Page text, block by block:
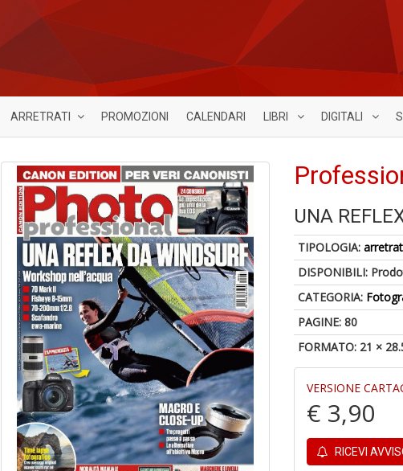
ARRETRATI PROMOZIONI CALENDARI LIBRI DIGITALI
UNA
TIPOLOGIA:
DISPONIBILI:
CATEGORIA:
PAGINE: 80
FORMATO: 21 ×
VERSIONE
€ 3,90
RICEVI